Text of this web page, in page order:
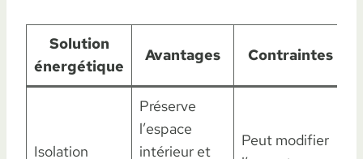
Solution
énergétique
Avantages Contraintes
Isolation
Préserve
l’espace
intérieur et
Peut modifier